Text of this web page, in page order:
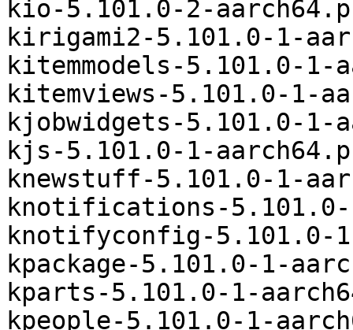
kio-5.101.0-2-
kirigami2-5.101.0-1-
kitemmodels-5.101.0-
kitemviews-5.101.0-1-
kjobwidgets-5.101.0-1-
kjs-5.101.0-1-
knewstuff-5.101.0-1-
knotifications-
knotifyconfig-5.101.0-
kpackage-5.101.0-1-
kparts-5.101.0-1-
kpeople-5.101.0-1-